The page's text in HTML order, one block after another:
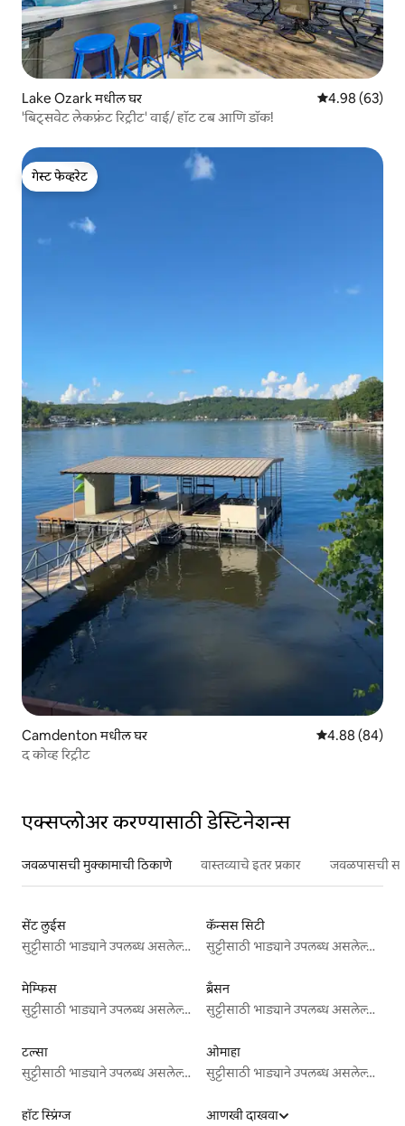
Lake Ozark मधील घर 5 पैकी 4.98
4.98 (63)
'बिट्सवेट लेकफ्रंट रिट्रीट' वाई/ हॉट टब आणि डॉक!
गेस्ट फेव्हरेट
गेस्ट फेव्हरेट
Camdenton मधील घर 5 पैकी 4.88
4.88 (84)
द कोव्ह रिट्रीट
एक्सप्लोअर करण्यासाठी डेस्टिनेशन्स
जवळपासची मुक्कामाची ठिकाणे वास्तव्याचे इतर प्रकार जवळपासची
सेंट लुईस
सुट्टीसाठी भाड्याने उपलब्ध असलेल्या जागा
कॅन्सस सिटी
सुट्टीसाठी भाड्याने उपलब्ध असलेल्या जागा
मेम्फिस
सुट्टीसाठी भाड्याने उपलब्ध असलेल्या जागा
ब्रँसन
सुट्टीसाठी भाड्याने उपलब्ध असलेल्या जागा
टल्सा
सुट्टीसाठी भाड्याने उपलब्ध असलेल्या जागा
ओमाहा
सुट्टीसाठी भाड्याने उपलब्ध असलेल्या जागा
हॉट स्प्रिंग्ज
आणखी दाखवा